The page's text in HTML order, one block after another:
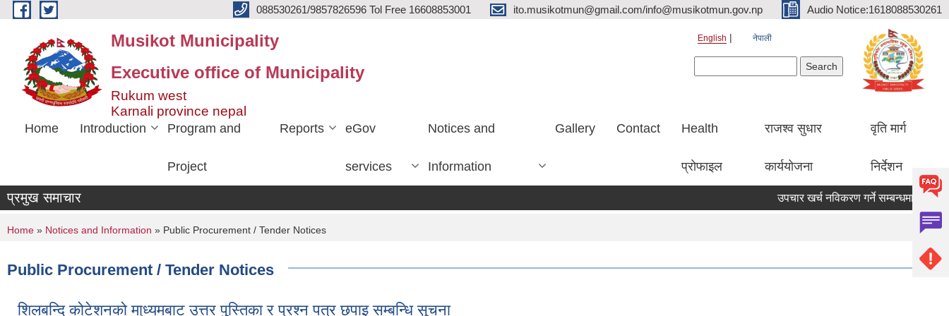
Skip to main content 088530261/9857826596 Tol Free 16608853001 ito.musikotmun@gmail.com/info@musikotmun.gov.np Audio Notice:1618088530261
Musikot Municipality
Executive office of Municipality
Rukum west
Karnali province nepal
English नेपाली
Home Introduction Program and
Project
Reports eGov
services
Notices and
Information
Gallery Contact Health
प्रोफाइल
राजश्व सुधार
कार्ययोजना
वृति मार्ग
निर्देशन
प्रमुख समाचार उपचार खर्च नविकरण गर्ने सम्बन्धमा
You are here
Home » Notices and Information » Public Procurement / Tender Notices
Public Procurement / Tender Notices
शिलबन्दि कोटेशनको मा्ध्यमबाट उत्तर पुस्तिका र प्रश्न पत्र छपाइ सम्बन्धि सुचना